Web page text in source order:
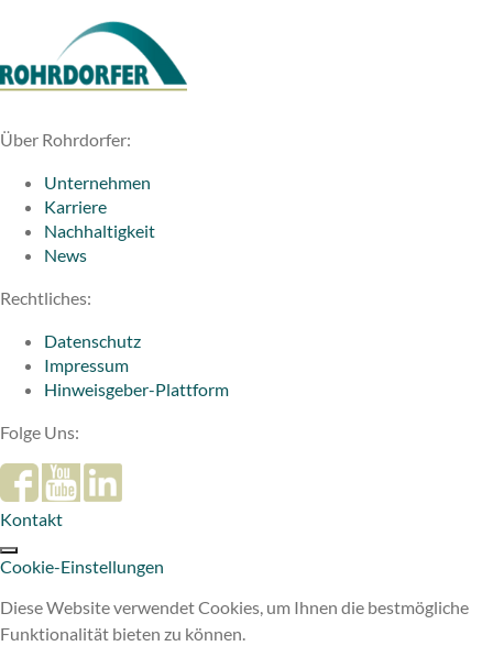
Über Rohrdorfer:
Unternehmen
Karriere
Nachhaltigkeit
News
Rechtliches:
Datenschutz
Impressum
Hinweisgeber-Plattform
Folge Uns:
Kontakt
Cookie-Einstellungen
Diese Website verwendet Cookies, um Ihnen die bestmögliche
Funktionalität bieten zu können.